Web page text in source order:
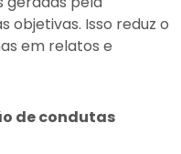
objetivas. Isso reduz o
em relatos e
de condutas